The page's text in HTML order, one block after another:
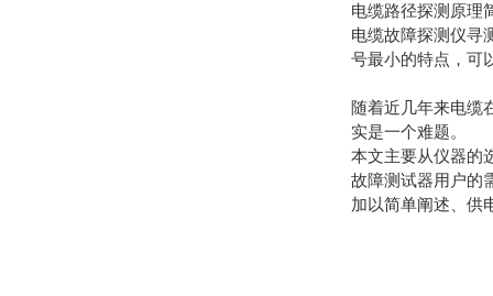
电缆路径探测原理
电缆故障探测仪寻
号最小的特点，可
随着近几年来电缆
实是一个难题。
本文主要从仪器的
故障测试器用户的
加以简单阐述、供